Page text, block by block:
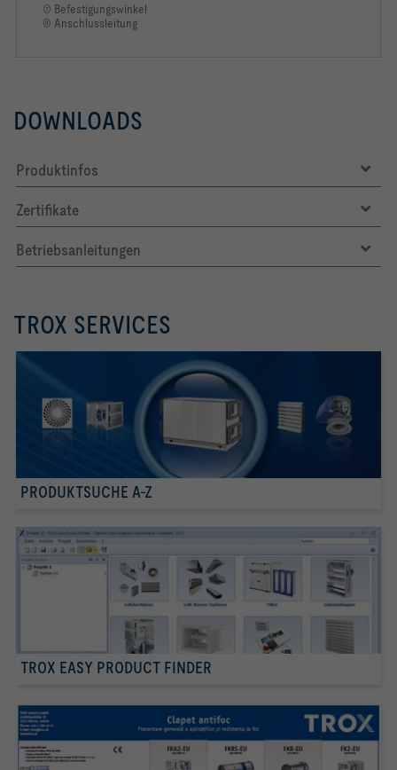
⑦ Befestigungswinkel
⑧ Anschlussleitung
DOWNLOADS
Produktinfos
Zertifikate
Betriebsanleitungen
TROX SERVICES
PRODUKTSUCHE A-Z
TROX EASY PRODUCT FINDER